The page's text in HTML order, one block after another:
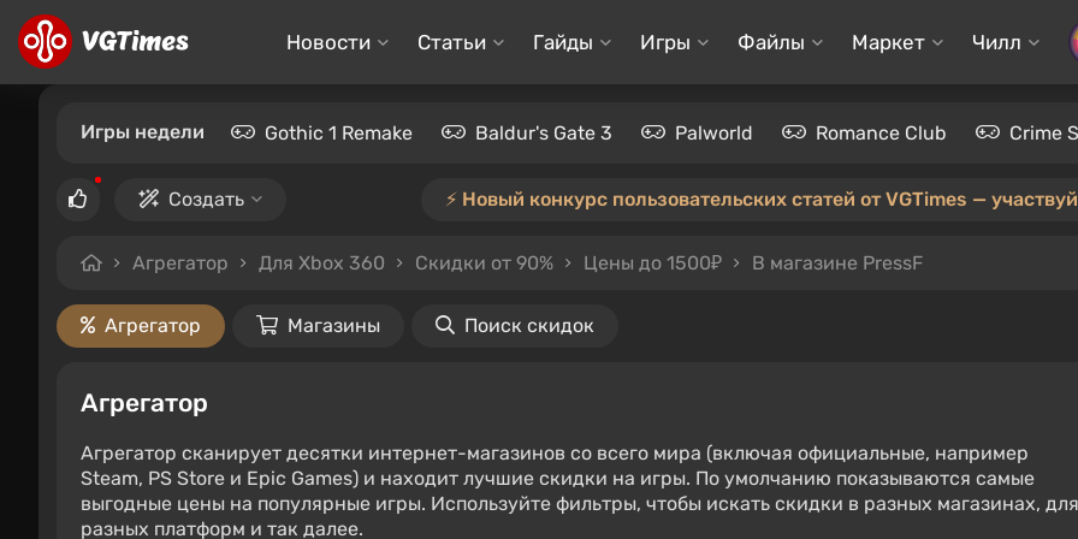
Новости Статьи Гайды Игры Файлы Маркет Чилл
Игры недели Gothic 1 Remake Baldur's Gate 3 Palworld Romance Club Crime
Создать ⚡️ Новый конкурс пользовательских статей от VGTimes —
Агрегатор Для Xbox 360 Скидки от 90% Цены до 1500₽ В магазине PressF
Агрегатор Магазины Поиск скидок
Агрегатор
Агрегатор сканирует десятки интернет-магазинов со всего мира (включая официальные, например
Steam, PS Store и Epic Games) и находит лучшие скидки на игры. По умолчанию показываются самые
выгодные цены на популярные игры. Используйте фильтры, чтобы искать скидки в разных магазинах, для
разных платформ и так далее.